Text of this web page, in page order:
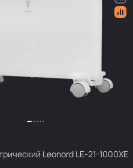
Конвектор электрический Leonord LE-21-1000XE